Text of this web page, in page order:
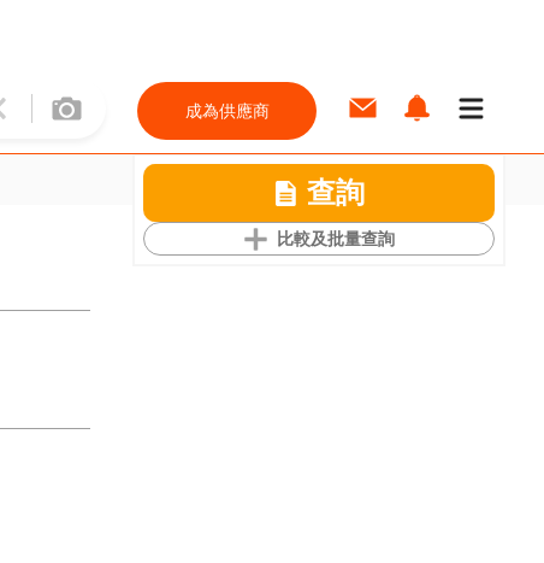
成為供應商
查詢
比較及批量查詢